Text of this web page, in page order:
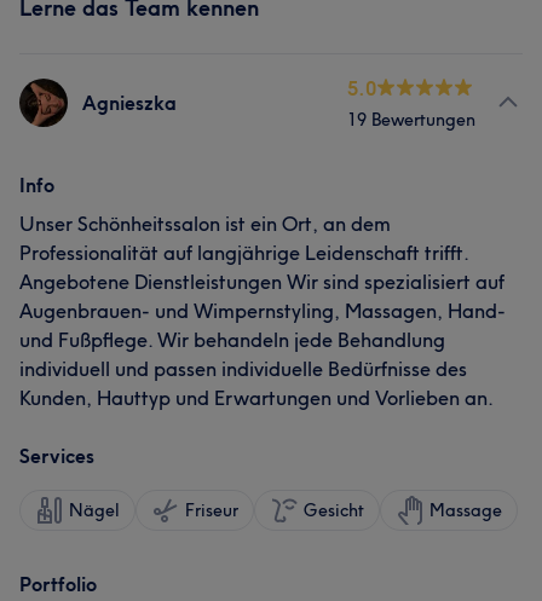
Lerne das Team kennen
Agnieszka
5.0
19 Bewertungen
Info
Unser Schönheitssalon ist ein Ort, an dem
Professionalität auf langjährige Leidenschaft trifft.
Angebotene Dienstleistungen Wir sind spezialisiert auf
Augenbrauen- und Wimpernstyling, Massagen, Hand-
und Fußpflege. Wir behandeln jede Behandlung
individuell und passen individuelle Bedürfnisse des
Kunden, Hauttyp und Erwartungen und Vorlieben an.
Services
Nägel Friseur Gesicht Massage
Portfolio